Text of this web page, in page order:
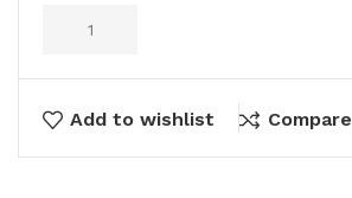
Add to wishlist Compare